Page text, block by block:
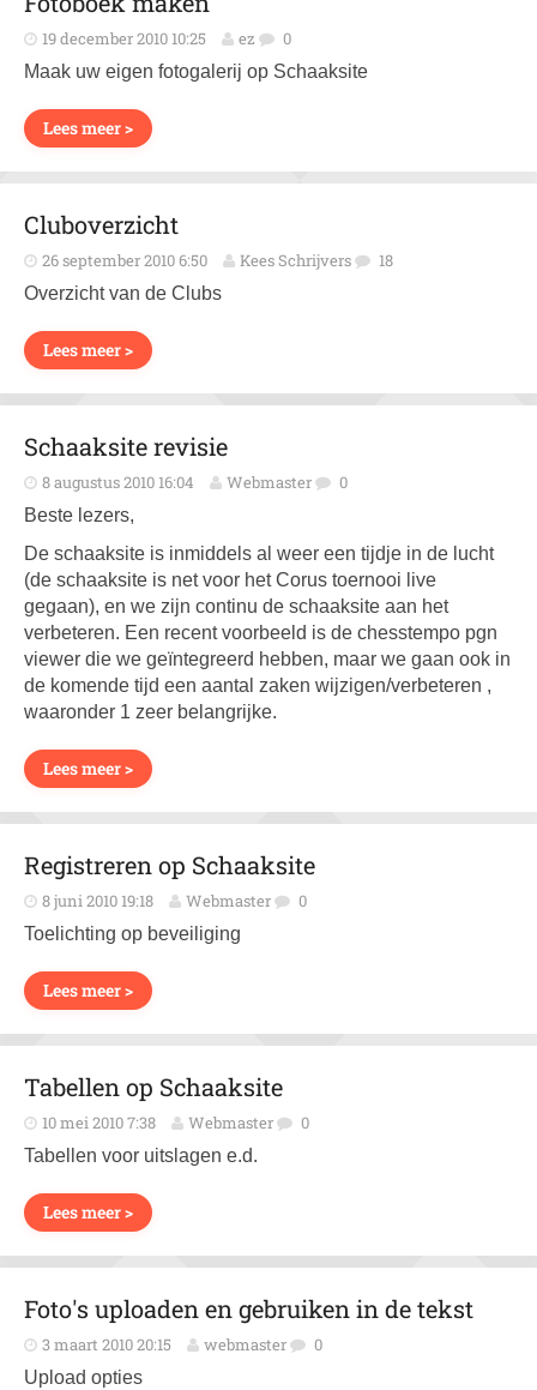
19 december 2010 10:25 ez 0
Maak uw eigen fotogalerij op Schaaksite
Lees meer >
Cluboverzicht
26 september 2010 6:50 Kees Schrijvers 18
Overzicht van de Clubs
Lees meer >
Schaaksite revisie
8 augustus 2010 16:04 Webmaster 0
Beste lezers,
De schaaksite is inmiddels al weer een tijdje in de lucht
(de schaaksite is net voor het Corus toernooi live
gegaan), en we zijn continu de schaaksite aan het
verbeteren. Een recent voorbeeld is de chesstempo pgn
viewer die we geïntegreerd hebben, maar we gaan ook in
de komende tijd een aantal zaken wijzigen/verbeteren ,
waaronder 1 zeer belangrijke.
Lees meer >
Registreren op Schaaksite
8 juni 2010 19:18 Webmaster 0
Toelichting op beveiliging
Lees meer >
Tabellen op Schaaksite
10 mei 2010 7:38 Webmaster 0
Tabellen voor uitslagen e.d.
Lees meer >
Foto's uploaden en gebruiken in de tekst
3 maart 2010 20:15 webmaster 0
Upload opties